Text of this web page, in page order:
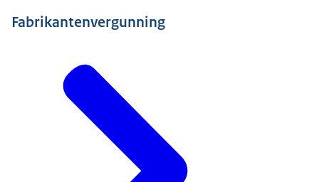
Fabrikantenvergunning